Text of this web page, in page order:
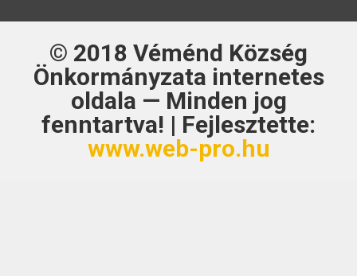
© 2018 Véménd Község
Önkormányzata internetes
oldala — Minden jog
fenntartva! | Fejlesztette:
www.web-pro.hu